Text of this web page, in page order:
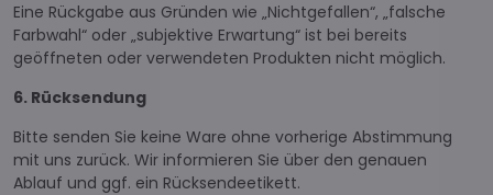
Eine Rückgabe aus Gründen wie „Nichtgefallen“, „falsche
Farbwahl“ oder „subjektive Erwartung“ ist bei bereits
geöffneten oder verwendeten Produkten nicht möglich.
6. Rücksendung
Bitte senden Sie keine Ware ohne vorherige Abstimmung
mit uns zurück. Wir informieren Sie über den genauen
Ablauf und ggf. ein Rücksendeetikett.